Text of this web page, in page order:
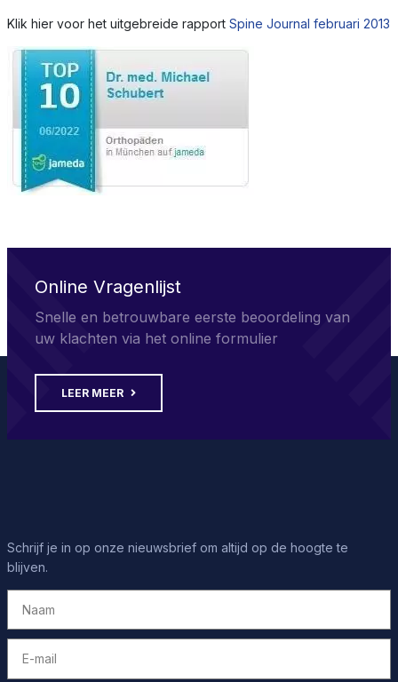
Klik hier voor het uitgebreide rapport Spine Journal februari 2013
Online Vragenlijst
Snelle en betrouwbare eerste beoordeling van
uw klachten via het online formulier
LEER MEER
Schrijf je in op onze nieuwsbrief om altijd op de hoogte te
blijven.